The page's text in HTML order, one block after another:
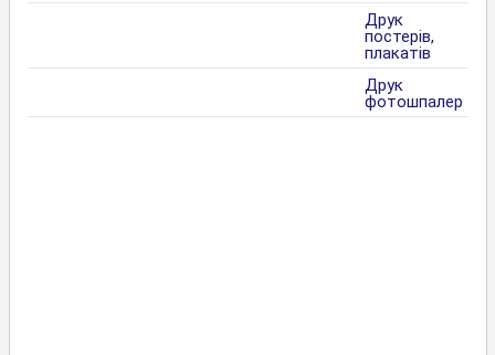
Друк
постерів,
плакатів
Друк
фотошпалер